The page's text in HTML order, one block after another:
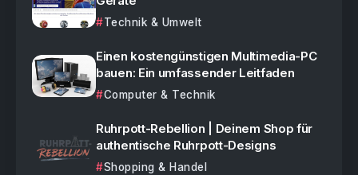
Technik & Umwelt
Einen kostengünstigen Multimedia-PC
bauen: Ein umfassender Leitfaden
Computer & Technik
Ruhrpott-Rebellion | Deinem Shop für
authentische Ruhrpott-Designs
Shopping & Handel